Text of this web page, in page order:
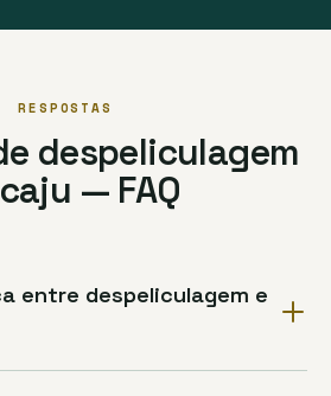
RESPOSTAS
despeliculagem
— FAQ
entre despeliculagem e